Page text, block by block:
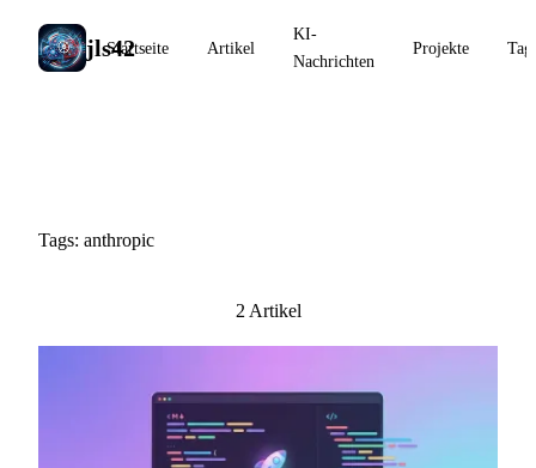
jls42
Startseite Artikel
KI-
Nachrichten
Projekte
Tags: anthropic
2 Artikel